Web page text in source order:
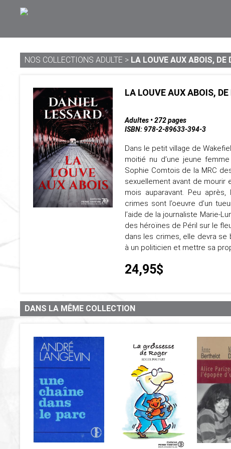
NOS COLLECTIONS ADULTE > LA LOUVE AUX ABOIS, DE
LA LOUVE AUX ABOIS,
Adultes • 272 pages
ISBN: 978-2-89633-394-3
Dans le petit village de
moitié nu d’une jeune
Sophie Comtois de la MRC
sexuellement avant de mourir
mois auparavant. Peu
crimes sont l’oeuvre d’un
l’aide de la journaliste Marie-
des héroïnes de Péril sur le
dans les crimes, elle devra
à un politicien et mettre sa
24,95$
DANS LA MÊME COLLECTION